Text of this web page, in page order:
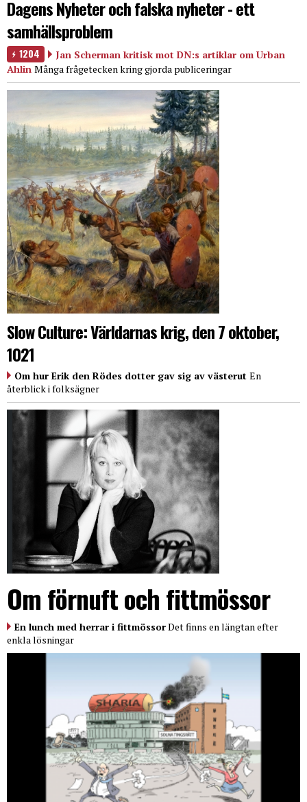
Dagens Nyheter och falska nyheter - ett
samhällsproblem
1204
Jan Scherman kritisk mot DN:s artiklar om Urban
Ahlin Många frågetecken kring gjorda publiceringar
Slow Culture: Världarnas krig, den 7 oktober,
1021
Om hur Erik den Rödes dotter gav sig av västerut En
återblick i folksägner
Om förnuft och fittmössor
En lunch med herrar i fittmössorDet finns en längtan efter
enkla lösningar